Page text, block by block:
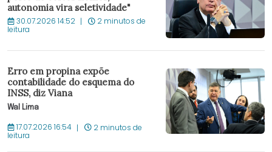
autonomia vira seletividade"
30.07.2026 14:52 2 minutos de
leitura
Erro em propina expõe
contabilidade do esquema do
INSS, diz Viana
Wal Lima
17.07.2026 16:54 2 minutos de
leitura